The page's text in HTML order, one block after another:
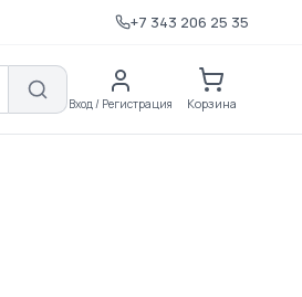
+7 343 206 25 35
Вход / Регистрация Корзина